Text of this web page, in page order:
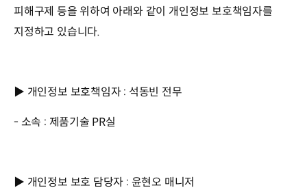
피해구제 등을 위하여 아래와 같이 개인정보 보호책임자를
지정하고 있습니다.
▶ 개인정보 보호책임자 : 석동빈 전무
- 소속 : 제품기술 PR실
▶ 개인정보 보호 담당자 : 윤현오 매니저